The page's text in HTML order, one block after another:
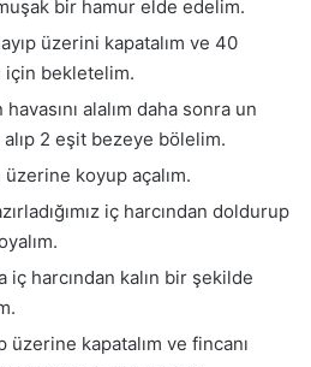
bir hamur elde edelim.
üzerini kapatalım ve 40
için bekletelim.
alalım daha sonra un
2 eşit bezeye bölelim.
üzerine koyup açalım.
iç harcından doldurup
iç harcından kalın bir şekilde
üzerine kapatalım ve fincanı